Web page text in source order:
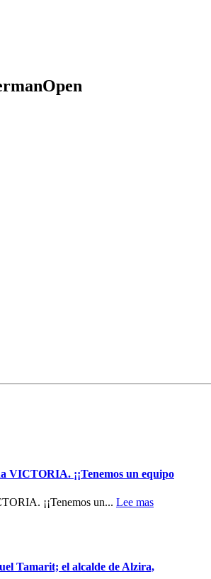
VICTORIA. ¡¡Tenemos un equipo
¡¡Tenemos un... Lee mas
Tamarit; el alcalde de Alzira,